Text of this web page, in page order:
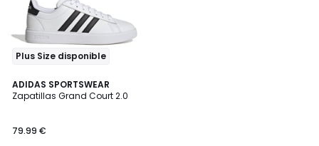
Plus Size disponible
ADIDAS SPORTSWEAR
Zapatillas Grand Court 2.0
79.99 €
4,8
/ 5